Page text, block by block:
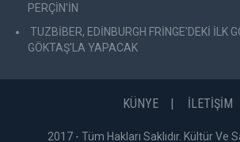
PERÇİN'İN
TUZBİBER, EDİNBURGH FRİNGE'DEKİ İLK
GÖKTAŞ'LA YAPACAK
KÜNYE İLETİŞİM
2017 - Tüm Hakları Saklıdır. Kültür Ve